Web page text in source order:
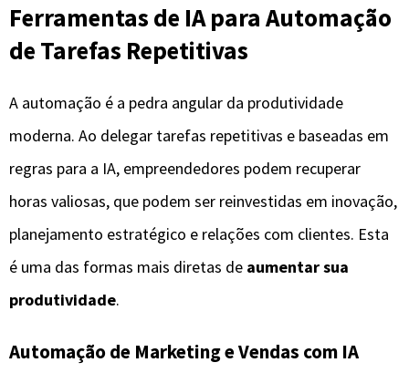
Ferramentas de IA para Automação
de Tarefas Repetitivas
A automação é a pedra angular da produtividade
moderna. Ao delegar tarefas repetitivas e baseadas em
regras para a IA, empreendedores podem recuperar
horas valiosas, que podem ser reinvestidas em inovação,
planejamento estratégico e relações com clientes. Esta
é uma das formas mais diretas de aumentar sua
produtividade.
Automação de Marketing e Vendas com IA